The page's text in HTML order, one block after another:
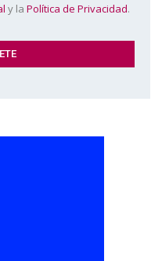
y la Política de Privacidad.